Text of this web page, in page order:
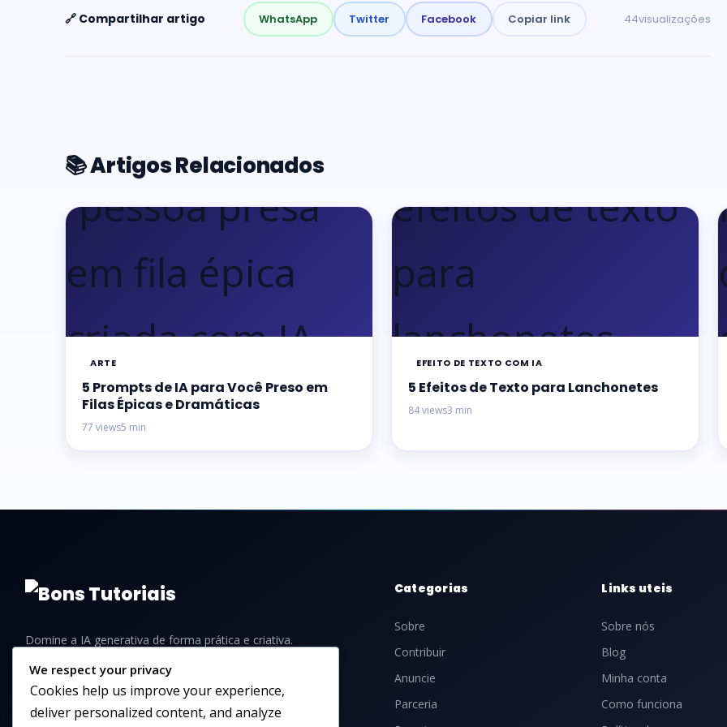
🔗 Compartilhar artigo WhatsApp Twitter Facebook Copiar link 44visualizações
📚 Artigos Relacionados
ARTE
5 Prompts de IA para Você Preso em
Filas Épicas e Dramáticas
77 views5 min
EFEITO DE TEXTO COM IA
5 Efeitos de Texto para Lanchonetes
84 views3 min
Domine a IA generativa de forma prática e criativa.
guias e dicas para iniciantes e profissionais.
Categorias
Sobre
Contribuir
Anuncie
Parceria
Links uteis
Sobre nós
Blog
Minha conta
Como funciona
We respect your privacy
Cookies help us improve your experience,
deliver personalized content, and analyze